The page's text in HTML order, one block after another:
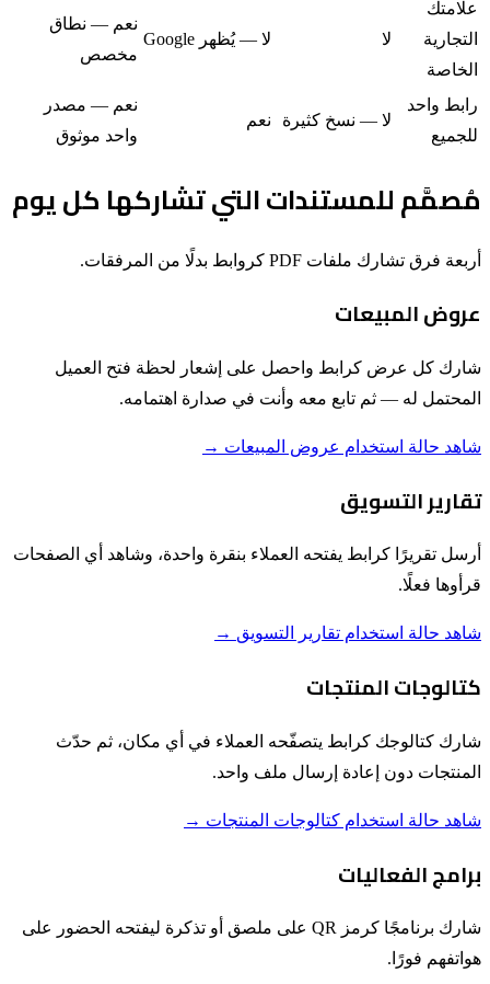
علامتك
التجارية
الخاصة
لا لا — يُظهر Google
نعم — نطاق
مخصص
رابط واحد
للجميع
لا — نسخ كثيرة نعم
نعم — مصدر
واحد موثوق
مُصمَّم للمستندات التي تشاركها كل يوم
أربعة فرق تشارك ملفات PDF كروابط بدلًا من المرفقات.
عروض المبيعات
شارك كل عرض كرابط واحصل على إشعار لحظة فتح العميل
المحتمل له — ثم تابع معه وأنت في صدارة اهتمامه.
شاهد حالة استخدام عروض المبيعات →
تقارير التسويق
أرسل تقريرًا كرابط يفتحه العملاء بنقرة واحدة، وشاهد أي الصفحات
قرأوها فعلًا.
شاهد حالة استخدام تقارير التسويق →
كتالوجات المنتجات
شارك كتالوجك كرابط يتصفّحه العملاء في أي مكان، ثم حدّث
المنتجات دون إعادة إرسال ملف واحد.
شاهد حالة استخدام كتالوجات المنتجات →
برامج الفعاليات
شارك برنامجًا كرمز QR على ملصق أو تذكرة ليفتحه الحضور على
هواتفهم فورًا.